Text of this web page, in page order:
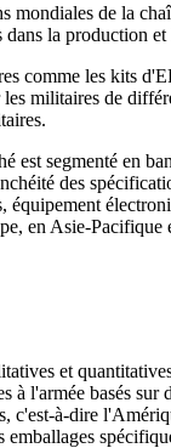
de la
la production
les kits
militaires de
segmenté en
des
en Asie-Pacifique
et
à l'armée basés sur
c'est-à-dire